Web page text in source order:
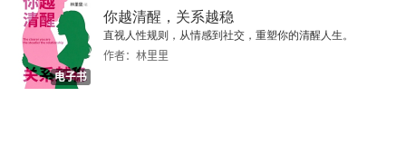
电子书
你越清醒，关系越稳
直视人性规则，从情感到社交，重塑你的清醒人生。
作者：林里里